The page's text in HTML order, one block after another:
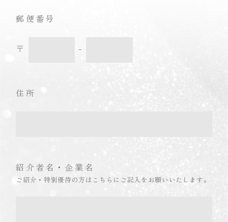
郵便番号
〒 -
住所
紹介者名・企業名
ご紹介・特別優待の方はこちらにご記入をお願いいたします。